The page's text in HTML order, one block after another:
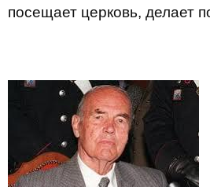
посещает церковь, делает